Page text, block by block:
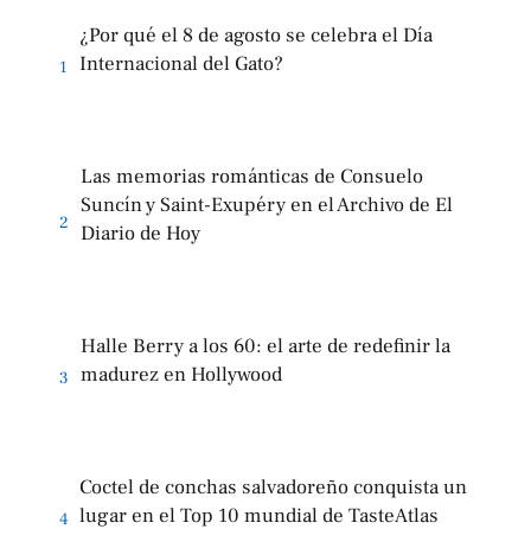
1
¿Por qué el 8 de agosto se celebra el Día
Internacional del Gato?
2
Las memorias románticas de Consuelo
Suncín y Saint-Exupéry en el Archivo de El
Diario de Hoy
3
Halle Berry a los 60: el arte de redefinir la
madurez en Hollywood
4
Coctel de conchas salvadoreño conquista un
lugar en el Top 10 mundial de TasteAtlas